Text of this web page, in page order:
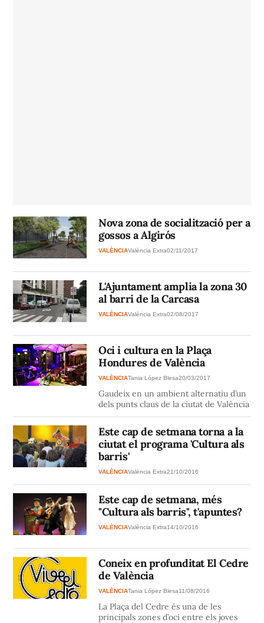
Nova zona de socialització per a
gossos a Algirós
VALÈNCIAValència Extra02/11/2017
L'Ajuntament amplia la zona 30
al barri de la Carcasa
VALÈNCIAValència Extra02/08/2017
Oci i cultura en la Plaça
Hondures de València
VALÈNCIATania López Blesa20/03/2017
Gaudeix en un ambient alternatiu d’un
dels punts claus de la ciutat de València
Este cap de setmana torna a la
ciutat el programa 'Cultura als
barris'
VALÈNCIAValència Extra21/10/2016
Este cap de setmana, més
"Cultura als barris", t'apuntes?
VALÈNCIAValència Extra14/10/2016
Coneix en profunditat El Cedre
de València
VALÈNCIATania López Blesa11/08/2016
La Plaça del Cedre és una de les
principals zones d’oci entre els joves